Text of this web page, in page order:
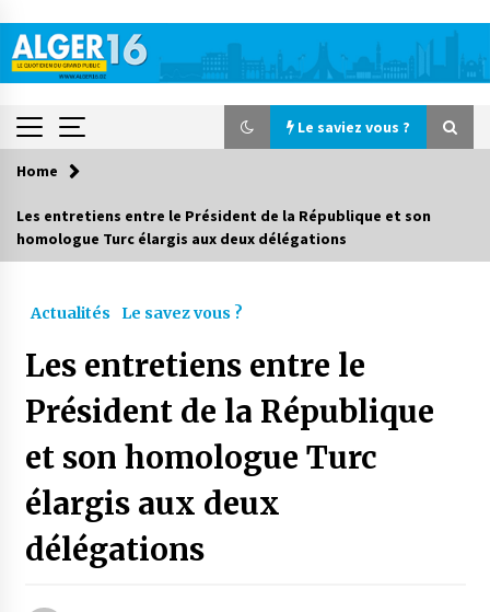
content
Le saviez vous ?
Le saviez vous ?
Accidents de la circulation : 11 décès et 243
Début des camps d’été pour un deuxième
groupe d’enfants autistes
Parking de la Promenade des Sablettes : Mis en
service de bornes automatiques
3 jours ago
Carte Chiffa : Mise à jour au niveau des
Home
Les entretiens entre le Président de la République et son
homologue Turc élargis aux deux délégations
Actualités Le savez vous ?
Les entretiens entre le
Président de la République
et son homologue Turc
élargis aux deux
délégations